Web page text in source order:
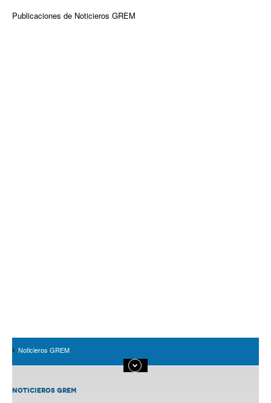
Publicaciones de Noticieros GREM
Noticieros GREM
NOTICIEROS GREM